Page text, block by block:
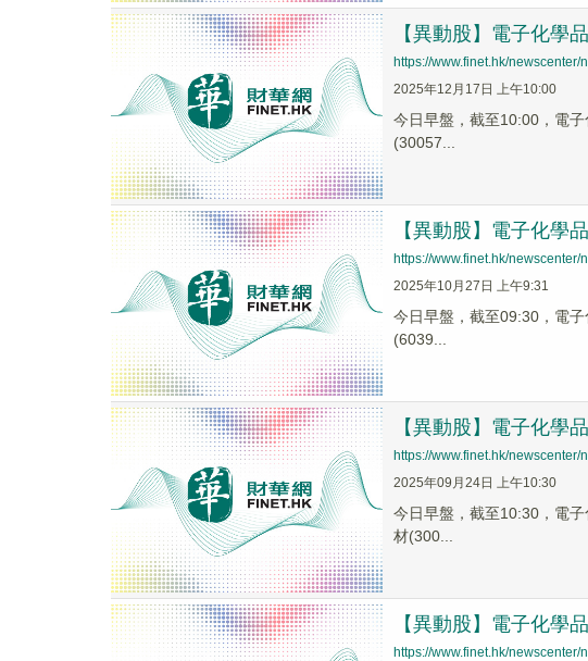
【異動股】電子化學
https://www.finet.hk/
2025年12月17日 上午10:00
今日早盤，截至10:00，電
(30057...
【異動股】電子化學
https://www.finet.hk/
2025年10月27日 上午9:31
今日早盤，截至09:30，電
(6039...
【異動股】電子化學
https://www.finet.hk/
2025年09月24日 上午10:30
今日早盤，截至10:30，電
材(300...
【異動股】電子化學
https://www.finet.hk/